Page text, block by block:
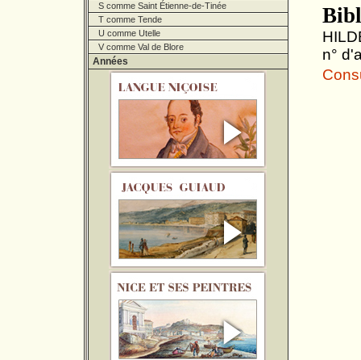
S comme Saint Étienne-de-Tinée
T comme Tende
U comme Utelle
V comme Val de Blore
Années
n°